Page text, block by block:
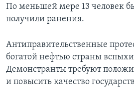
По меньшей мере 13 человек
получили ранения.
Антиправительственные
богатой нефтью страны
Демонстранты требуют
и повысить качество